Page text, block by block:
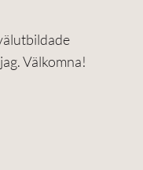
Välkomna!